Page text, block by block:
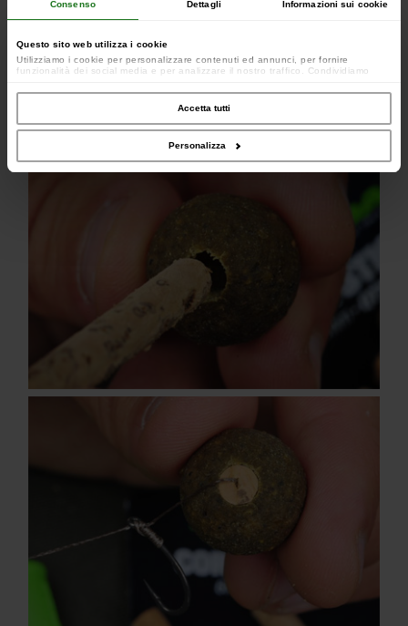
Consenso Dettagli Informazioni sui cookie
Questo sito web utilizza i cookie
Utilizziamo i cookie per personalizzare contenuti ed annunci, per fornire
funzionalità dei social media e per analizzare il nostro traffico. Condividiamo
occupano di analisi dei dati web, pubblicità e social media, i quali potrebbero
combinarle con altre informazioni che hai fornito loro o che hanno raccolto dal
Accetta tutti
Personalizza